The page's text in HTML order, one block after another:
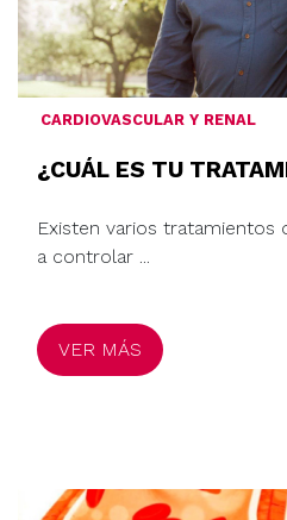
CARDIOVASCULAR Y RENAL
¿CUÁL ES TU
Existen varios tratamientos
a controlar ...
VER MÁS